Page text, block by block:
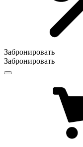
Забронировать
Забронировать